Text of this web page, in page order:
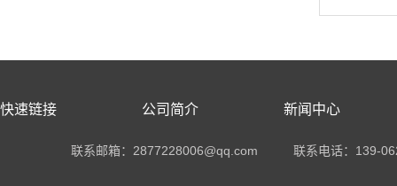
快速链接 公司简介 新闻中心
联系邮箱：2877228006@qq.com 联系电话： 139-